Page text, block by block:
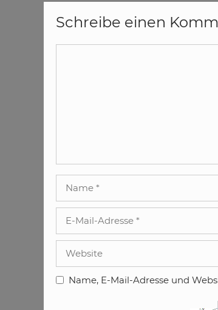
Schreibe einen
Adresse
Name, E-Mail-Adresse und